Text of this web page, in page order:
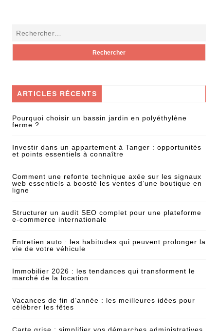
ARTICLES RÉCENTS
Pourquoi choisir un bassin jardin en polyéthylène
ferme ?
Investir dans un appartement à Tanger : opportunités
et points essentiels à connaître
Comment une refonte technique axée sur les signaux
web essentiels a boosté les ventes d’une boutique en
ligne
Structurer un audit SEO complet pour une plateforme
e-commerce internationale
Entretien auto : les habitudes qui peuvent prolonger la
vie de votre véhicule
Immobilier 2026 : les tendances qui transforment le
marché de la location
Vacances de fin d’année : les meilleures idées pour
célébrer les fêtes